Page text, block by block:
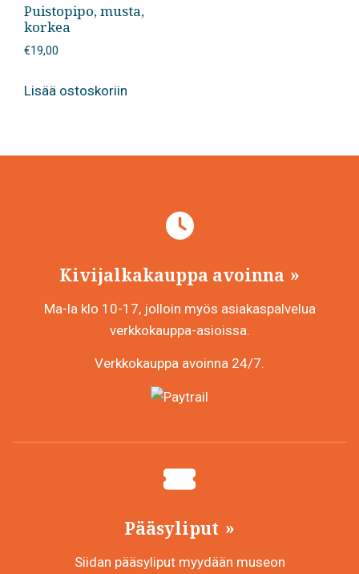
Puistopipo, musta,
korkea
€19,00
Lisää ostoskoriin
Kivijalkakauppa avoinna
Ma-la klo 10-17, jolloin myös asiakaspalvelua
verkkokauppa-asioissa.
Verkkokauppa avoinna 24/7.
Pääsyliput
Siidan pääsyliput myydään museon